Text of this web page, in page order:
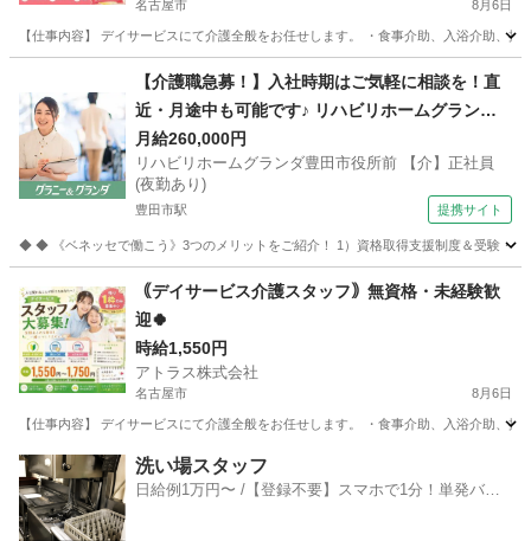
名古屋市 8月6日
【仕事内容】 デイサービスにて介護全般をお任せします。 ・食事介助、入浴介助、
介護
【介護職急募！】入社時期はご気軽に相談を！直
近・月途中も可能です♪ リハビリホームグランダ
豊田市役所前 【介】正社員(夜勤あり) 老人介護施
設スタッフ
月給260,000円
リハビリホームグランダ豊田市役所前 【介】正社員
(夜勤あり)
豊田市駅 提携サイト
◆ ◆ 《ベネッセで働こう》3つのメリットをご紹介！ 1）資格取得支援制度＆受験・
豊田市駅 介護
｟デイサービス介護スタッフ｠無資格・未経験歓
迎🍀
時給1,550円
アトラス株式会社
名古屋市 8月6日
【仕事内容】 デイサービスにて介護全般をお任せします。 ・食事介助、入浴介助、
愛知 名古屋市 介護 スタッフ
洗い場スタッフ
日給例1万円〜 /【登録不要】スマホで1分！単発バイ